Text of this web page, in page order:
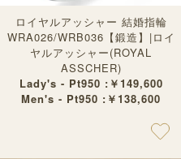
ロイヤルアッシャー 結婚指輪
WRA026/WRB036【鍛造】|ロイ
ヤルアッシャー(ROYAL
ASSCHER)
Lady's - Pt950 :￥149,600
Men's - Pt950 :￥138,600